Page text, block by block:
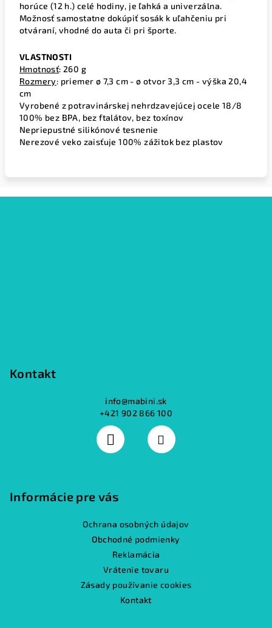
horúce (12 h.) celé hodiny, je ľahká a univerzálna.
Možnosť samostatne dokúpiť sosák k uľahčeniu pri
otváraní, vhodné do auta či pri športe.
VLASTNOSTI
Hmotnosť: 260 g
Rozmery: priemer ø 7,3 cm - ø otvor 3,3 cm - výška 20,4
cm
Vyrobené z potravinárskej nehrdzavejúcej ocele 18/8
100% bez BPA, bez ftalátov, bez toxínov
Nepriepustné silikónové tesnenie
Nerezové veko zaisťuje 100% zážitok bez plastov
Kontakt
info@mabini.sk
+421 902 866 100
Informácie pre vás
Ochrana osobných údajov
Obchodné podmienky
Reklamácia
Vrátenie tovaru
Zásady používanie cookies
Kontakt